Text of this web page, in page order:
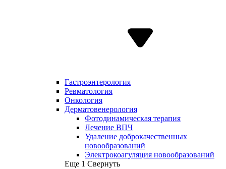
Гастроэнтерология
Ревматология
Онкология
Дерматовенерология
Фотодинамическая терапия
Лечение ВПЧ
Удаление доброкачественных
новообразований
Электрокоагуляция новообразований
Еще 1 Свернуть